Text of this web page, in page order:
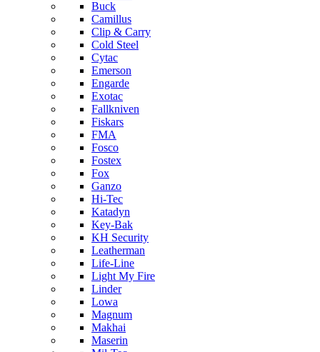
Buck
Camillus
Clip & Carry
Cold Steel
Cytac
Emerson
Engarde
Exotac
Fallkniven
Fiskars
FMA
Fosco
Fostex
Fox
Ganzo
Hi-Tec
Katadyn
Key-Bak
KH Security
Leatherman
Life-Line
Light My Fire
Linder
Lowa
Magnum
Makhai
Maserin